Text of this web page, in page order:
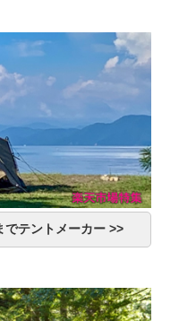
テントメーカー >>